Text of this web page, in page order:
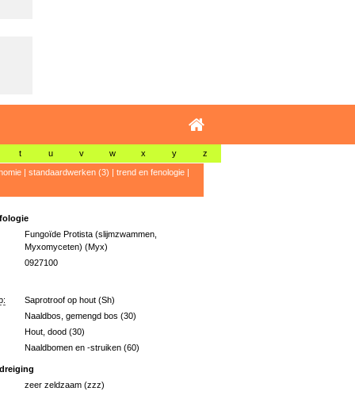
t u v w x y z
| standaardwerken (3) | trend en fenologie|
Fungoïde Protista (slijmzwammen,
Myxomyceten) (Myx)
0927100
Saprotroof op hout (Sh)
Naaldbos, gemengd bos (30)
Hout, dood (30)
Naaldbomen en -struiken (60)
zeer zeldzaam (zzz)